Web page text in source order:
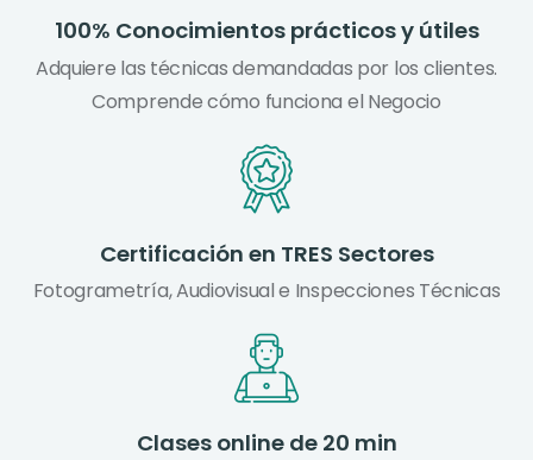
100% Conocimientos prácticos y útiles
Adquiere las técnicas demandadas por los clientes.
Comprende cómo funciona el Negocio
Certificación en TRES Sectores
Fotogrametría, Audiovisual e Inspecciones Técnicas
Clases online de 20 min